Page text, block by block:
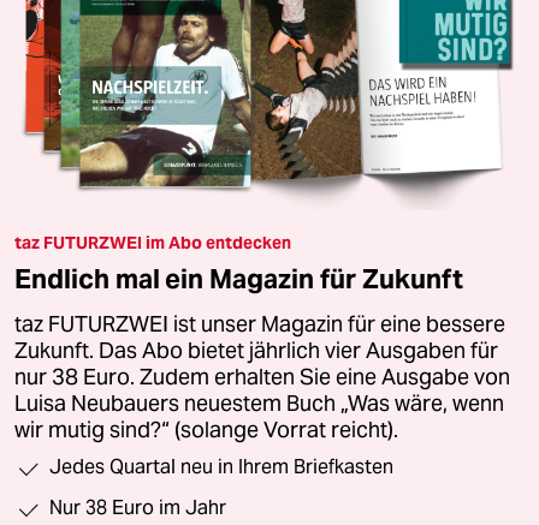
taz FUTURZWEI im Abo entdecken
Endlich mal ein Magazin für Zukunft
taz FUTURZWEI ist unser Magazin für eine bessere
Zukunft. Das Abo bietet jährlich vier Ausgaben für
nur 38 Euro. Zudem erhalten Sie eine Ausgabe von
Luisa Neubauers neuestem Buch „Was wäre, wenn
wir mutig sind?“ (solange Vorrat reicht).
Jedes Quartal neu in Ihrem Briefkasten
Nur 38 Euro im Jahr